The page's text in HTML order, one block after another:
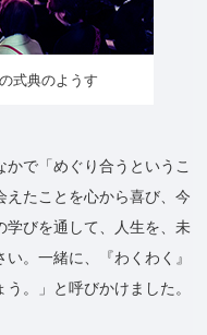
式典のようす
で「めぐり合うというこ
えたことを心から喜び、今
びを通して、人生を、未
。一緒に、『わくわく』
。」と呼びかけました。